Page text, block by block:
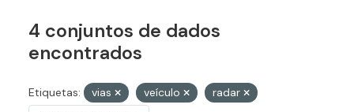
4 conjuntos de dados
encontrados
Etiquetas: vias veículo
radar